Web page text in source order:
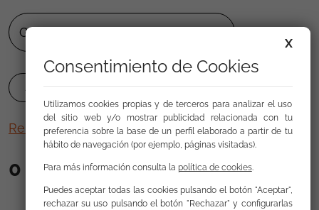
Remove filters
0 results
X
Consentimiento de Cookies
Utilizamos cookies propias y de terceros para analizar el uso
del sitio web y/o mostrar publicidad relacionada con tu
preferencia sobre la base de un perfil elaborado a partir de tu
hábito de navegación (por ejemplo, páginas visitadas).
Para más información consulta la política de cookies.
Puedes aceptar todas las cookies pulsando el botón "Aceptar",
rechazar su uso pulsando el botón "Rechazar" y configurarlas